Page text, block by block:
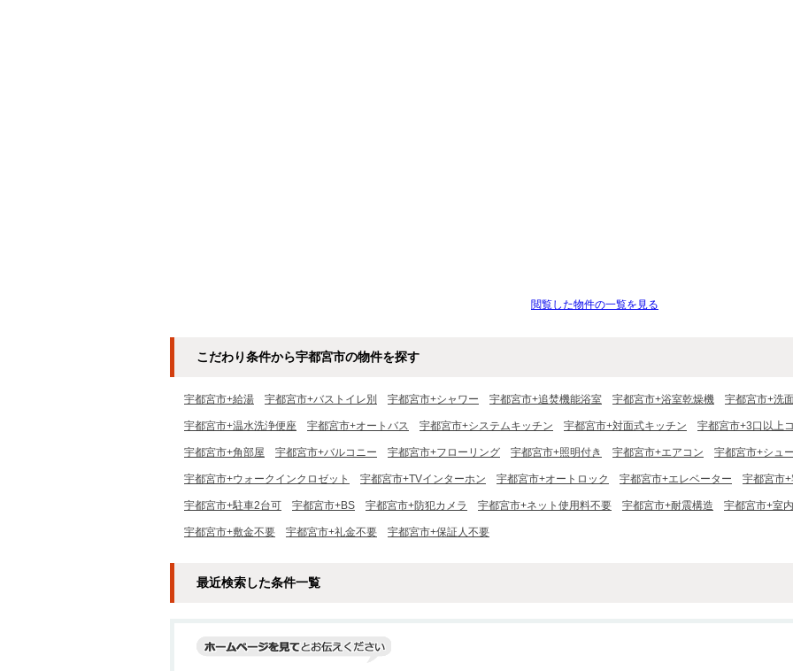
閲覧した物件の一覧を見る
こだわり条件から宇都宮市の物件を探す
宇都宮市+給湯 宇都宮市+バストイレ別 宇都宮市+シャワー 宇都宮市+追焚機能浴室 宇都宮市+浴室乾燥機 宇都宮市+洗
宇都宮市+温水洗浄便座 宇都宮市+オートバス 宇都宮市+システムキッチン 宇都宮市+対面式キッチン 宇都宮市+3口以上
宇都宮市+角部屋 宇都宮市+バルコニー 宇都宮市+フローリング 宇都宮市+照明付き 宇都宮市+エアコン 宇都宮市+シュ
宇都宮市+ウォークインクロゼット 宇都宮市+TVインターホン 宇都宮市+オートロック 宇都宮市+エレベーター 宇都宮市
宇都宮市+駐車2台可 宇都宮市+BS 宇都宮市+防犯カメラ 宇都宮市+ネット使用料不要 宇都宮市+耐震構造 宇都宮市+室
宇都宮市+敷金不要 宇都宮市+礼金不要 宇都宮市+保証人不要
最近検索した条件一覧